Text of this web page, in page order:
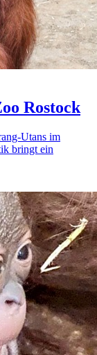
Rostock
Utans im
bringt ein